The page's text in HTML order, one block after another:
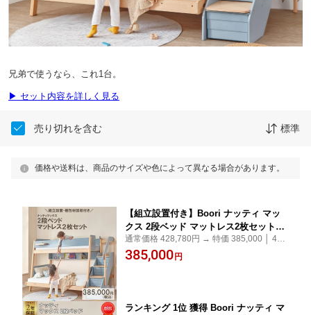
兄弟で使うなら、これ1台。
▶ セット内容を詳しく見る
売り切れを含む 標準
価格や送料は、商品のサイズや色によって異なる場合があります。
【組立設置付き】Boori ナッティ マッ
クス 2段ベッド マットレス2枚セット｜
開梱・設置・梱包材回収対応【収納付き
階段付属】 上段シングル 下段ダブル 階
通常価格 428,780円 → 特価 385,000 │ 43,7
80円 10% OFF サイズ：下段 ダブルベッド
上段 シングルベッド 本棚・ベッド下収納は
385,000 円
ランキング 1位 獲得 Boori ナッティ マ